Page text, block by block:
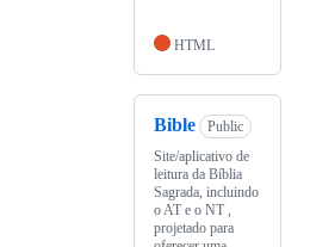
HTML
Bible
Public
Site/aplicativo de
leitura da Bíblia
Sagrada, incluindo
o AT e o NT ,
projetado para